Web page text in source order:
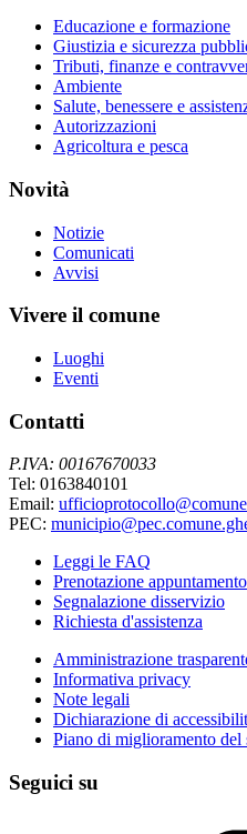
Educazione e formazione
Giustizia e sicurezza
Tributi, finanze e
Ambiente
Salute, benessere e
Autorizzazioni
Agricoltura e pesca
Novità
Notizie
Comunicati
Avvisi
Vivere il comune
Luoghi
Eventi
Contatti
P.IVA: 00167670033
Tel: 0163840101
Email:
PEC:
Leggi le FAQ
Prenotazione appuntamento
Segnalazione disservizio
Richiesta d'assistenza
Amministrazione
Informativa privacy
Note legali
Dichiarazione di
Piano di miglioramento del
Seguici su